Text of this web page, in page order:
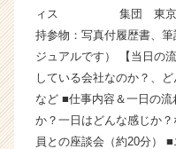
ィ
ー
タ
イ
ム
ラ
イ
ィス 集団 東京都渋
持参物：写真付履歴書、
ジュアルです） 【当日の
している会社なのか？、
など ■仕事内容＆一日の
か？一日はどんな感じか
員との座談会（約20分） ■